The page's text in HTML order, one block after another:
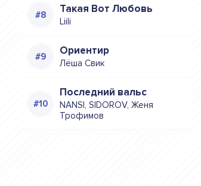
Такая Вот Любовь
Liili
Ориентир
Лёша Свик
Последний вальс
NANSI, SIDOROV, Женя
Трофимов